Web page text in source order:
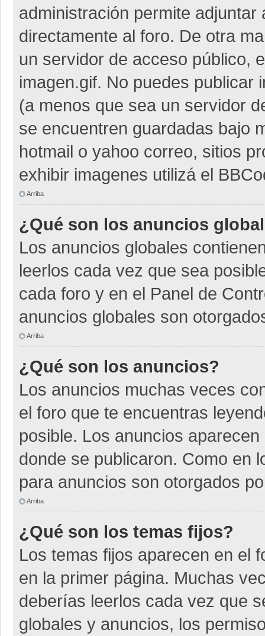
administración permite
directamente al foro. De otra
un servidor de acceso público,
imagen.gif. No puedes publicar
(a menos que sea un servidor
se encuentren guardadas bajo
hotmail o yahoo correo, sitios
exhibir imagenes utilizá el
Arriba
¿Qué son los anuncios
Los anuncios globales
leerlos cada vez que sea
cada foro y en el Panel de
anuncios globales son
Arriba
¿Qué son los anuncios?
Los anuncios muchas veces
el foro que te encuentras
posible. Los anuncios
donde se publicaron. Como en
para anuncios son otorgados
Arriba
¿Qué son los temas fijos?
Los temas fijos aparecen en el
en la primer página. Muchas
deberías leerlos cada vez que
globales y anuncios, los